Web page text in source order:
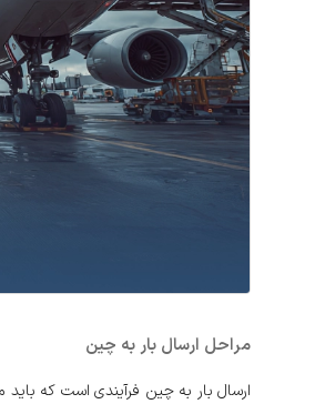
مراحل ارسال بار به چین
ارسال بار به چین فرآیندی است که